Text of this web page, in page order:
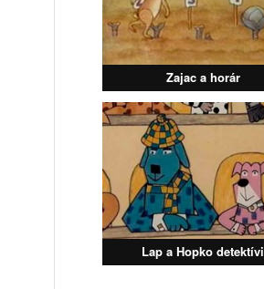
Zajac a horár
Lap a Hopko detektívi